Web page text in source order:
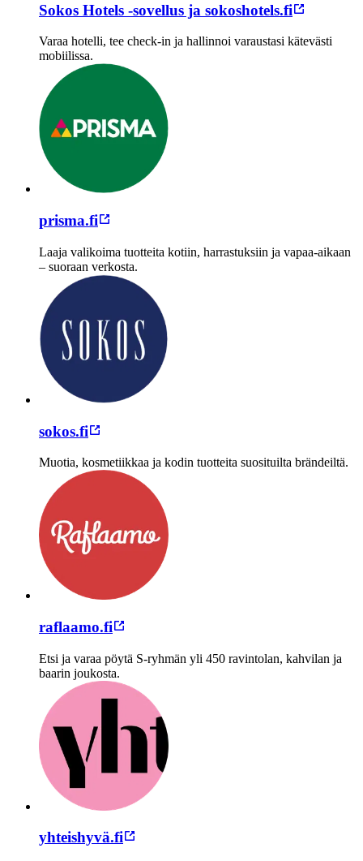
Sokos Hotels -sovellus ja sokoshotels.fi
Varaa hotelli, tee check-in ja hallinnoi varaustasi kätevästi
mobiilissa.
prisma.fi
Laaja valikoima tuotteita kotiin, harrastuksiin ja vapaa-aikaan
– suoraan verkosta.
sokos.fi
Muotia, kosmetiikkaa ja kodin tuotteita suosituilta brändeiltä.
raflaamo.fi
Etsi ja varaa pöytä S-ryhmän yli 450 ravintolan, kahvilan ja
baarin joukosta.
yhteishyvä.fi